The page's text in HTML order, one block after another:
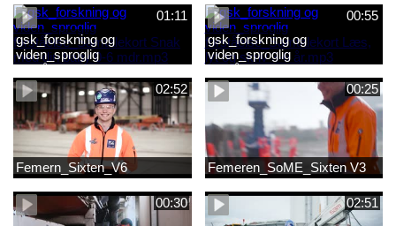
med dit barn 6 mdr-2 år.mp3
med dit barn 2-6 år.mp3
01:11
gsk_forskning og
viden_sproglig
forståelse_Samtalekort Snak
med din baby 0-6 mdr.mp3
00:55
gsk_forskning og
viden_sproglig
forståelse_Samtalekort Læs,
lyt og skriv 3-6 år.mp3
02:52
Femern_Sixten_V6
00:25
Femeren_SoME_Sixten V3
00:30 02:51